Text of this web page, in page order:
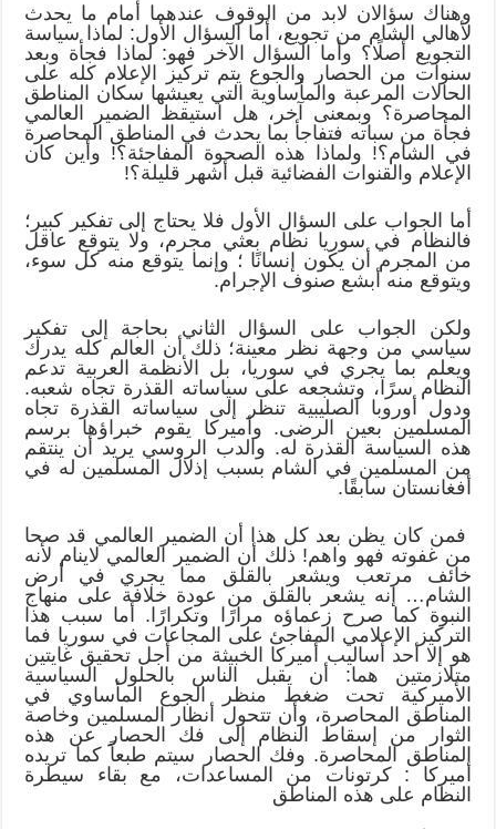
وهناك سؤالان لابد من الوقوف عندهما أمام ما يحدث
لأهالي الشام من تجويع، أما السؤال الأول: لماذا سياسة
التجويع أصلًا؟ وأما السؤال الآخر فهو: لماذا فجأة وبعد
سنوات من الحصار والجوع يتم تركيز الإعلام كله على
الحالات المرعبة والمأساوية التي يعيشها سكان المناطق
المحاصرة؟ وبمعنى آخر، هل استيقظ الضمير العالمي
فجأة من سباته فتفاجأ بما يحدث في المناطق المحاصرة
في الشام؟! ولماذا هذه الصحوة المفاجئة؟! وأين كان
الإعلام والقنوات الفضائية قبل أشهر قليلة؟!
أما الجواب على السؤال الأول فلا يحتاج إلى تفكير كبير؛
فالنظام في سوريا نظام بعثي مجرم، ولا يتوقع عاقل
من المجرم أن يكون إنسانًا ؛ وإنما يتوقع منه كل سوء،
ويتوقع منه أبشع صنوف الإجرام.
ولكن الجواب على السؤال الثاني بحاجة إلى تفكير
سياسي من وجهة نظر معينة؛ ذلك أن العالم كله يدرك
ويعلم بما يجري في سوريا، بل الأنظمة العربية تدعم
النظام سرًا، وتشجعه على سياساته القذرة تجاه شعبه.
ودول أوروبا الصليبية تنظر إلى سياساته القذرة تجاه
المسلمين بعين الرضى. وأميركا يقوم خبراؤها برسم
هذه السياسة القذرة له. والدب الروسي يريد أن ينتقم
من المسلمين في الشام بسبب إذلال المسلمين له في
أفغانستان سابقًا.
فمن كان يظن بعد كل هذا أن الضمير العالمي قد صحا
من غفوته فهو واهم! ذلك أن الضمير العالمي لاينام لأنه
خائف مرتعب ويشعر بالقلق مما يجري في أرض
الشام… إنه يشعر بالقلق من عودة خلافة على منهاج
النبوة كما صرح زعماؤه مرارًا وتكرارًا. أما سبب هذا
التركيز الإعلامي المفاجئ على المجاعات في سوريا فما
هو إلا أحد أساليب أميركا الخبيثة من أجل تحقيق غايتين
متلازمتين هما: أن يقبل الناس بالحلول السياسية
الأميركية تحت ضغط منظر الجوع المأساوي في
المناطق المحاصرة، وأن تتحول أنظار المسلمين وخاصة
الثوار من إسقاط النظام إلى فك الحصار عن هذه
المناطق المحاصرة. وفك الحصار سيتم طبعاً كما تريده
أميركا : كرتونات من المساعدات، مع بقاء سيطرة
النظام على هذه المناطق